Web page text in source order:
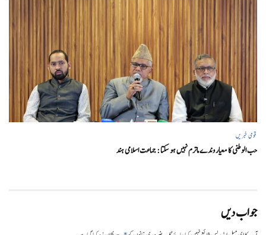
قومی خبریں
حب الوطنی کا معیار وندے ماترم نہیں ہو سکتا : جماعت اسلامی ہند
جواب دیں